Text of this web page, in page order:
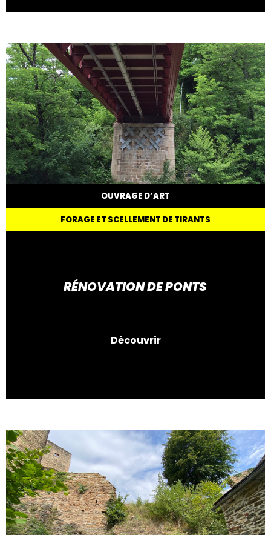
OUVRAGE D’ART
FORAGE ET SCELLEMENT DE TIRANTS
RÉNOVATION DE PONTS
Découvrir